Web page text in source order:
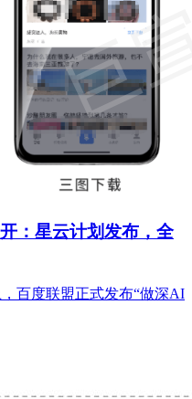
：星云计划发布，全
百度联盟正式发布“做深AI